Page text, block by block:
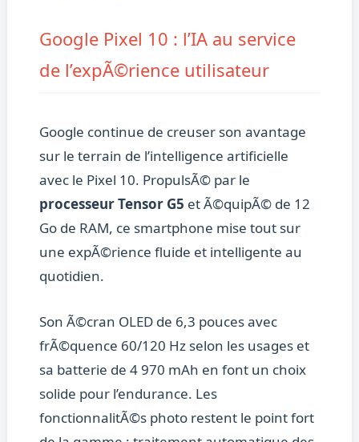
Google Pixel 10 : l’IA au service
de l’expÃ©rience utilisateur
Google continue de creuser son avantage
sur le terrain de l’intelligence artificielle
avec le Pixel 10. PropulsÃ© par le
processeur Tensor G5 et Ã©quipÃ© de 12
Go de RAM, ce smartphone mise tout sur
une expÃ©rience fluide et intelligente au
quotidien.
Son Ã©cran OLED de 6,3 pouces avec
frÃ©quence 60/120 Hz selon les usages et
sa batterie de 4 970 mAh en font un choix
solide pour l’endurance. Les
fonctionnalitÃ©s photo restent le point fort